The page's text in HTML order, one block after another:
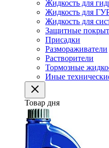
Жидкость для
Жидкость для
Жидкость для
Защитные
Присадки
Размораживатели
Растворители
Тормозные
Иные
Товар дня